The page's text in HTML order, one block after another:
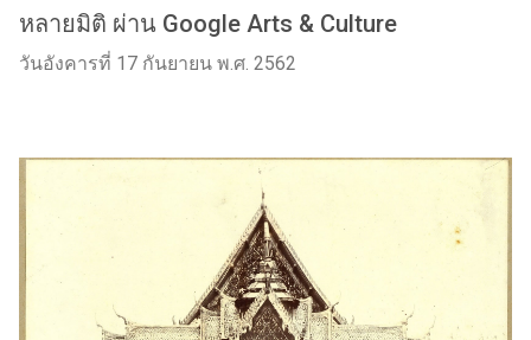
หลายมิติ ผ่าน Google Arts & Culture
วันอังคารที่ 17 กันยายน พ.ศ. 2562